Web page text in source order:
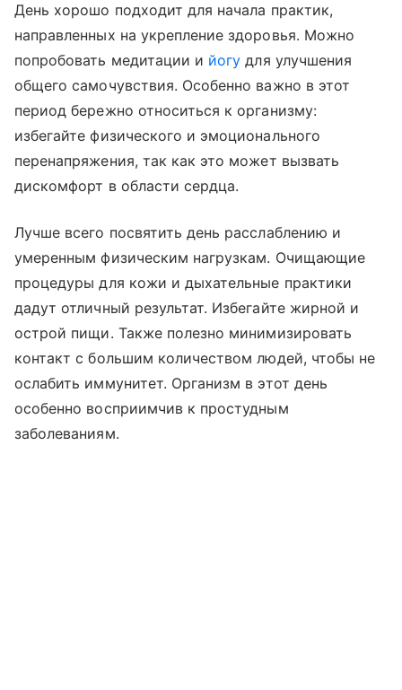
День хорошо подходит для начала практик,
направленных на укрепление здоровья. Можно
попробовать медитации и йогу для улучшения
общего самочувствия. Особенно важно в этот
период бережно относиться к организму:
избегайте физического и эмоционального
перенапряжения, так как это может вызвать
дискомфорт в области сердца.
Лучше всего посвятить день расслаблению и
умеренным физическим нагрузкам. Очищающие
процедуры для кожи и дыхательные практики
дадут отличный результат. Избегайте жирной и
острой пищи. Также полезно минимизировать
контакт с большим количеством людей, чтобы не
ослабить иммунитет. Организм в этот день
особенно восприимчив к простудным
заболеваниям.